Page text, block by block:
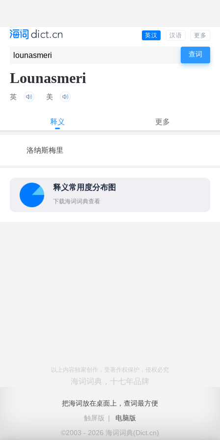
英汉 汉语 更多
Lounasmeri
英 美
释义 更多
洛纳斯梅里
释义常用度分布图
下载海词词典查看
以上内容独家创作，受著作权保护，侵权必究
海词词典，十七年品牌
把海词放在桌面上，查词最方便
触屏版
|
电脑版
©2003 - 2026 海词词典(Dict.cn)